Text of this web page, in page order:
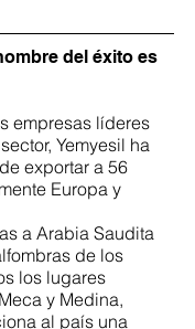
del éxito es
empresas líderes
Yemyesil ha
exportar a 56
Europa y
a Arabia Saudita
de los
los lugares
y Medina,
al país una